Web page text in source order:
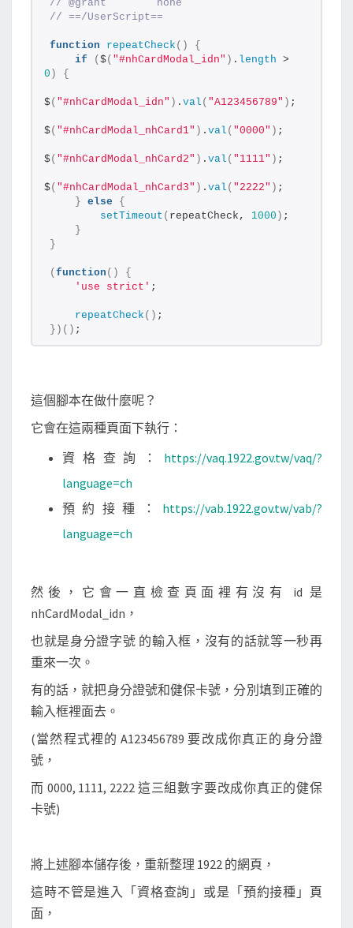
// @grant        none
// ==/UserScript==
function repeatCheck ( )
{
if
( $( "#nhCardModal_idn" ) . length
0 ) {
$( "#nhCardModal_idn" ) . val ( "A123456789" ) ;
$( "#nhCardModal_nhCard1" ) . val ( "0000" ) ;
$( "#nhCardModal_nhCard2" ) . val ( "1111" ) ;
$( "#nhCardModal_nhCard3" ) . val ( "2222" ) ;
} else
{
setTimeout ( repeatCheck, 1000 ) ;
}
}
( function ( )
{
'use strict' ;
repeatCheck ( ) ;
} ) ( ) ;
這個腳本在做什麼呢？
它會在這兩種頁面下執行：
資格查詢： https://vaq.1922.gov.tw/vaq/?
language=ch
預約接種： https://vab.1922.gov.tw/vab/?
language=ch
然後，它會一直檢查頁面裡有沒有 id 是
nhCardModal_idn，
也就是身分證字號 的輸入框，沒有的話就等一秒再
重來一次。
有的話，就把身分證號和健保卡號，分別填到正確的
輸入框裡面去。
(當然程式裡的 A123456789 要改成你真正的身分證
號，
而 0000, 1111, 2222 這三組數字要改成你真正的健保
卡號)
將上述腳本儲存後，重新整理 1922 的網頁，
這時不管是進入「資格查詢」或是「預約接種」頁
面，